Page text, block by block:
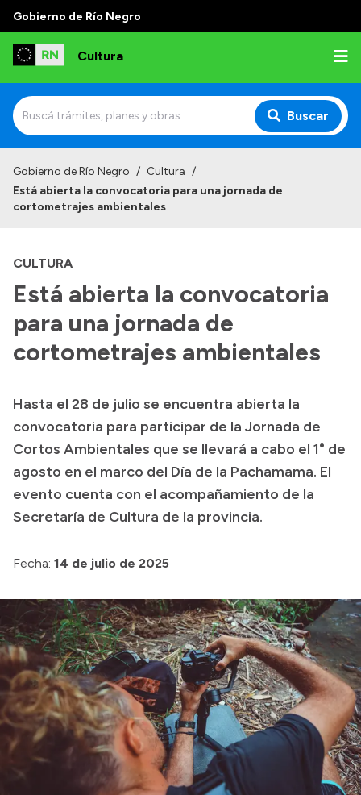
Gobierno de Río Negro
Cultura
Buscar
Institucional
Autoridades
Delegaciones
Normativa
Presupuesto
Boletín Oficial
Compras y licitaciones
Consulta de expedientes
Consulta de pago a proveedores
Login
Gobierno de Río Negro / Cultura /
Está abierta la convocatoria para una jornada de
cortometrajes ambientales
CULTURA
Está abierta la convocatoria
para una jornada de
cortometrajes ambientales
Hasta el 28 de julio se encuentra abierta la
convocatoria para participar de la Jornada de
Cortos Ambientales que se llevará a cabo el 1° de
agosto en el marco del Día de la Pachamama. El
evento cuenta con el acompañamiento de la
Secretaría de Cultura de la provincia.
Fecha: 14 de julio de 2025